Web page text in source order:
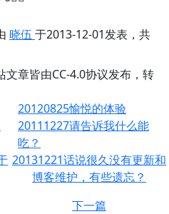
晓伍 于2013-12-01发表，共
文章皆由CC-4.0协议发布，转
20120825愉悦的体验
20111227请告诉我什么能
吃？
20131221话说很久没有更新和
博客维护，有些遗忘？
下一篇